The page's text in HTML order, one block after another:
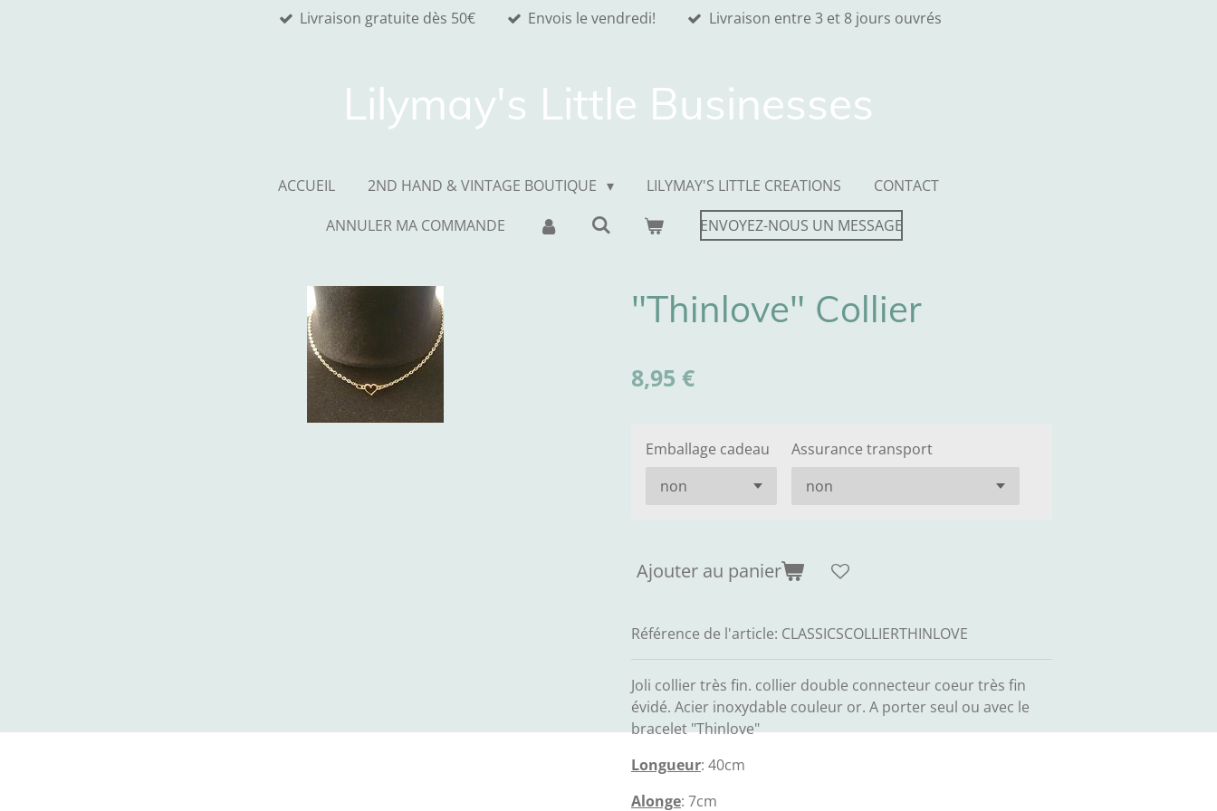
Livraison gratuite dès 50€ Envois le vendredi! Livraison entre 3 et 8 jours ouvrés
Lilymay's Little Businesses
ACCUEIL 2ND HAND & VINTAGE BOUTIQUE LILYMAY'S LITTLE CREATIONS
CONTACT
ANNULER MA COMMANDE
ENVOYEZ-NOUS UN MESSAGE
"Thinlove" Collier
8,95 €
Emballage cadeau Assurance transport
Ajouter au panier
Référence de l'article: CLASSICSCOLLIERTHINLOVE
Joli collier très fin. collier double connecteur coeur très fin
évidé. Acier inoxydable couleur or. A porter seul ou avec le
bracelet "Thinlove"
Longueur: 40cm
Alonge: 7cm